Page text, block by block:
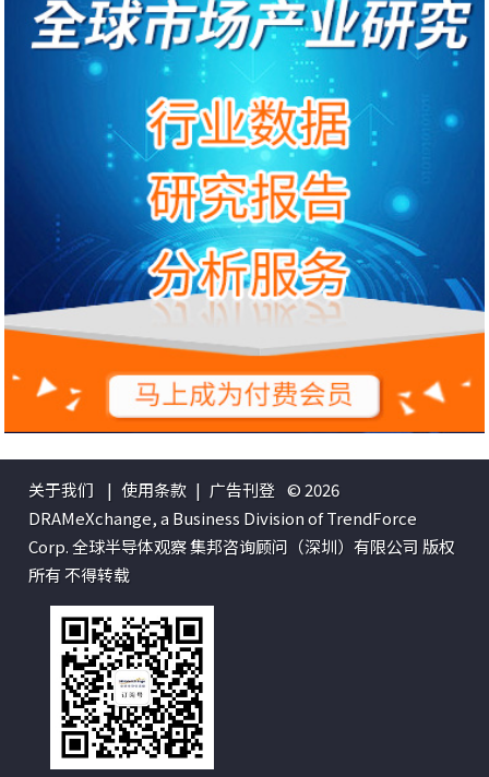
关于我们 | 使用条款 | 广告刊登 © 2026
DRAMeXchange, a Business Division of TrendForce
Corp. 全球半导体观察 集邦咨询顾问（深圳）有限公司 版权
所有 不得转载